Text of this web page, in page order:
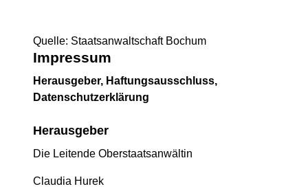
Quelle: Staatsanwaltschaft Bochum
Impressum
Herausgeber, Haftungsausschluss,
Datenschutzerklärung
Herausgeber
Die Leitende Oberstaatsanwältin
Claudia Hurek